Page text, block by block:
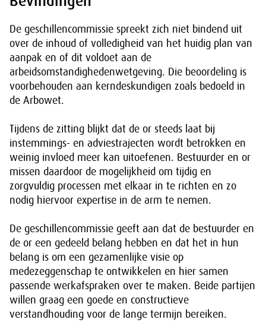
De geschillencommissie spreekt zich niet bindend uit
over de inhoud of volledigheid van het huidig plan van
aanpak en of dit voldoet aan de
arbeidsomstandighedenwetgeving. Die beoordeling is
voorbehouden aan kerndeskundigen zoals bedoeld in
de Arbowet.
Tijdens de zitting blijkt dat de or steeds laat bij
instemmings- en adviestrajecten wordt betrokken en
weinig invloed meer kan uitoefenen. Bestuurder en or
missen daardoor de mogelijkheid om tijdig en
zorgvuldig processen met elkaar in te richten en zo
nodig hiervoor expertise in de arm te nemen.
De geschillencommissie geeft aan dat de bestuurder en
de or een gedeeld belang hebben en dat het in hun
belang is om een gezamenlijke visie op
medezeggenschap te ontwikkelen en hier samen
passende werkafspraken over te maken. Beide partijen
willen graag een goede en constructieve
verstandhouding voor de lange termijn bereiken.